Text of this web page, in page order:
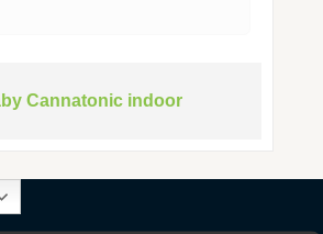
Cannatonic indoor